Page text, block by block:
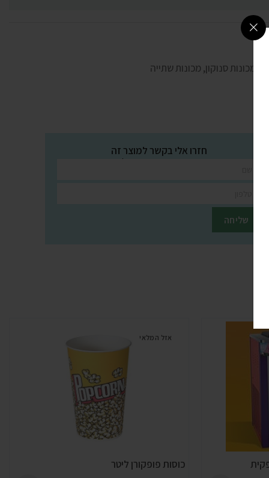
מכונות סנוקון, מכונות שתייה
חזרו אלי בקשר למוצר זה
השאירו פרטים ונציגינו יחזרו אליכם בהקדם
אזל המלאי
כוסות פופקורן ליטר